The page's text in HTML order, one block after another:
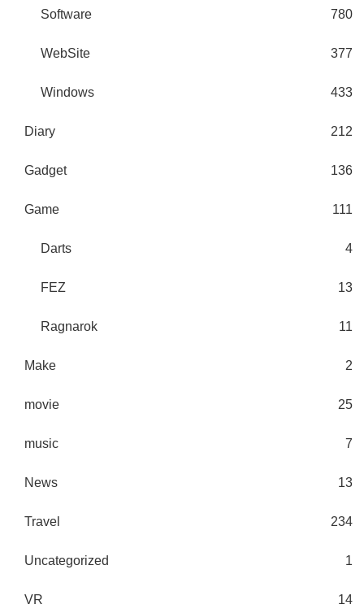
Software 780
WebSite 377
Windows 433
Diary 212
Gadget 136
Game 111
Darts 4
FEZ 13
Ragnarok 11
Make 2
movie 25
music 7
News 13
Travel 234
Uncategorized 1
VR 14